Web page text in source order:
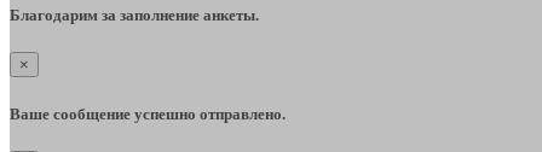
Благодарим за заполнение анкеты.
×
Ваше сообщение успешно отправлено.